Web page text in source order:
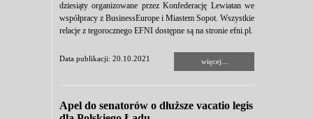
dziesiąty organizowane przez Konfederację Lewiatan we
współpracy z BusinessEurope i Miastem Sopot. Wszystkie
relacje z tegorocznego EFNI dostępne są na stronie efni.pl.
Data publikacji: 20.10.2021 więcej...
Apel do senatorów o dłuższe vacatio legis